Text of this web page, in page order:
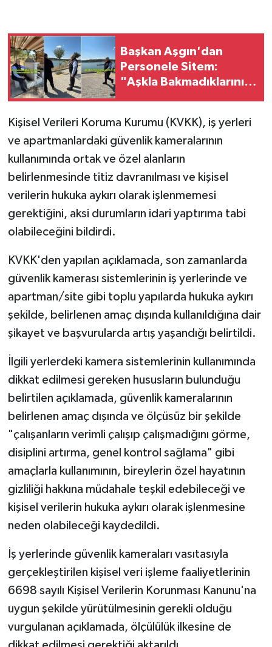
Başkan Aşgın'dan
Personele Sitem:
"Aşkla Bakmadıklarını
Kişisel Verileri Koruma Kurumu (KVKK), iş yerleri
ve apartmanlardaki güvenlik kameralarının
kullanımında ortak ve özel alanların
belirlenmesinde titiz davranılması ve kişisel
verilerin hukuka aykırı olarak işlenmemesi
gerektiğini, aksi durumların idari yaptırıma tabi
olabileceğini bildirdi.
KVKK'den yapılan açıklamada, son zamanlarda
güvenlik kamerası sistemlerinin iş yerlerinde ve
apartman/site gibi toplu yapılarda hukuka aykırı
şekilde, belirlenen amaç dışında kullanıldığına dair
şikayet ve başvurularda artış yaşandığı belirtildi.
İlgili yerlerdeki kamera sistemlerinin kullanımında
dikkat edilmesi gereken hususların bulunduğu
belirtilen açıklamada, güvenlik kameralarının
belirlenen amaç dışında ve ölçüsüz bir şekilde
"çalışanların verimli çalışıp çalışmadığını görme,
disiplini artırma, genel kontrol sağlama" gibi
amaçlarla kullanımının, bireylerin özel hayatının
gizliliği hakkına müdahale teşkil edebileceği ve
kişisel verilerin hukuka aykırı olarak işlenmesine
neden olabileceği kaydedildi.
İş yerlerinde güvenlik kameraları vasıtasıyla
gerçekleştirilen kişisel veri işleme faaliyetlerinin
6698 sayılı Kişisel Verilerin Korunması Kanunu'na
uygun şekilde yürütülmesinin gerekli olduğu
vurgulanan açıklamada, ölçülülük ilkesine de